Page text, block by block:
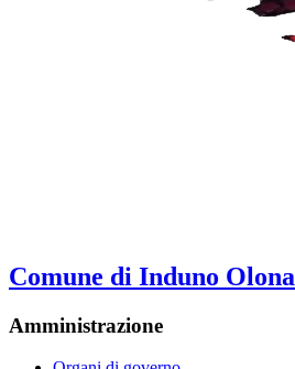
Comune di Induno Olona
Amministrazione